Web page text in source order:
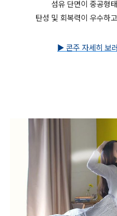
섬유 단면이 중공형
탄성 및 회복력이 우수하
▶ 콘주 자세히 보